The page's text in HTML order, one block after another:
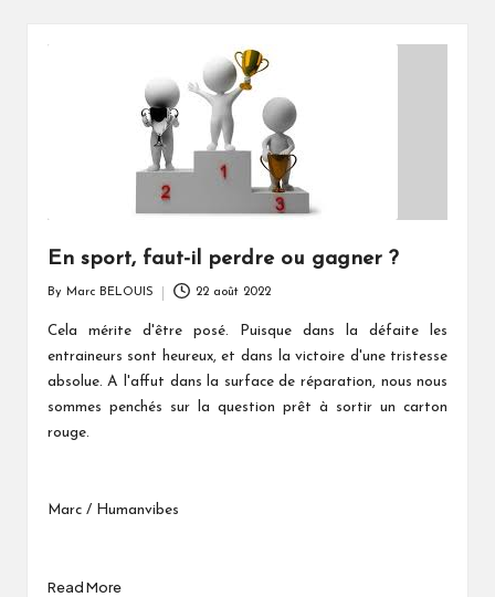
En sport, faut-il perdre ou gagner ?
by
By Marc BELOUIS 22 août 2022
Cela mérite d'être posé. Puisque dans la défaite les
entraineurs sont heureux, et dans la victoire d'une tristesse
absolue. A l'affut dans la surface de réparation, nous nous
sommes penchés sur la question prêt à sortir un carton
rouge.
Marc / Humanvibes
Read More